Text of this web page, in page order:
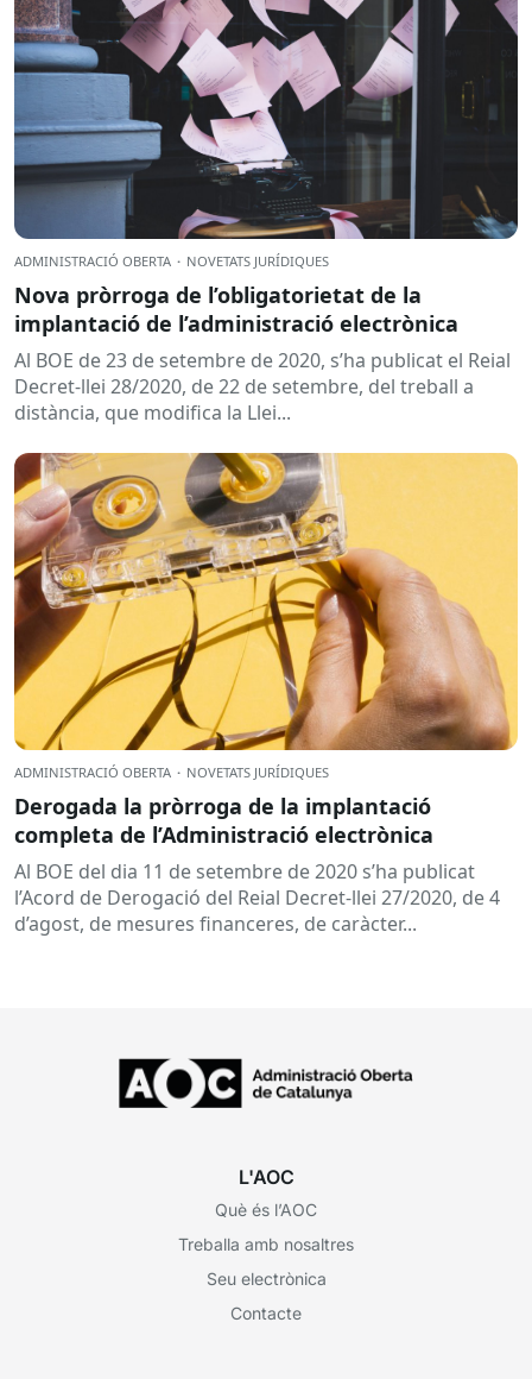
ADMINISTRACIÓ OBERTA · NOVETATS JURÍDIQUES
Nova pròrroga de l’obligatorietat de la
implantació de l’administració electrònica
Al BOE de 23 de setembre de 2020, s’ha publicat el Reial
Decret-llei 28/2020, de 22 de setembre, del treball a
distància, que modifica la Llei...
ADMINISTRACIÓ OBERTA · NOVETATS JURÍDIQUES
Derogada la pròrroga de la implantació
completa de l’Administració electrònica
Al BOE del dia 11 de setembre de 2020 s’ha publicat
l’Acord de Derogació del Reial Decret-llei 27/2020, de 4
d’agost, de mesures financeres, de caràcter...
L'AOC
Què és l’AOC
Treballa amb nosaltres
Seu electrònica
Contacte